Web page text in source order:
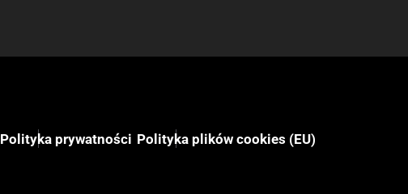
Polityka prywatności Polityka plików cookies (EU)